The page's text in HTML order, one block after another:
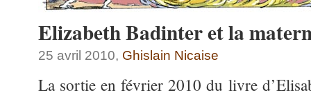
Elizabeth Badinter et la
25 avril 2010, Ghislain Nicaise
La sortie en février 2010 du livre